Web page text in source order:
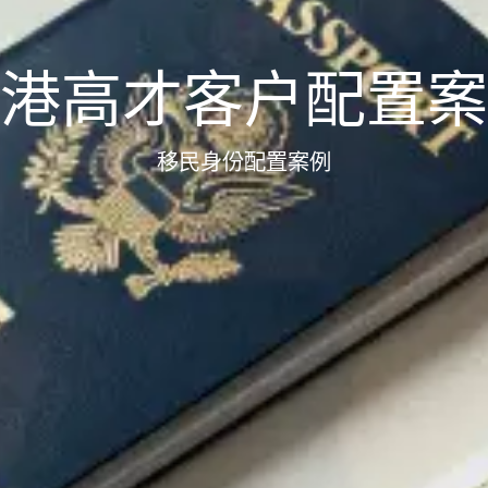
高才客户配置
移民身份配置案例